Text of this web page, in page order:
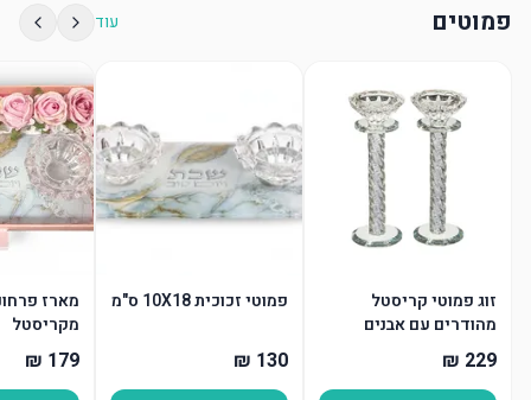
פמוטים עוד
זוג פמוטי קריסטל
מהודרים עם אבנים
פמוטי זכוכית 10X18 ס"מ
מארז
מקריסטל